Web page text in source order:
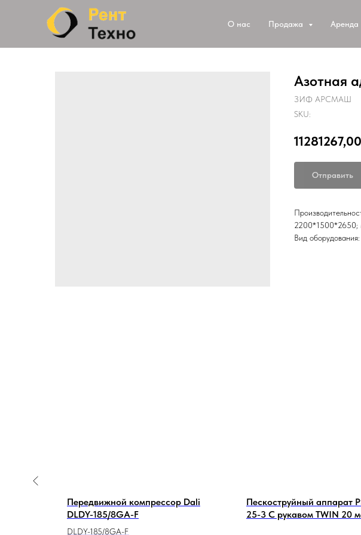
О нас Продажа Аренда
Азотная
ЗИФ АРСМАШ
SKU:
11281267,00
Отправить
2200*1500*2650;
Вид
Передвижной компрессор Dali
DLDY-185/8GA-F
DLDY-185/8GA-F
Пескоструйный аппарат
25-3 С рукавом TWIN 20